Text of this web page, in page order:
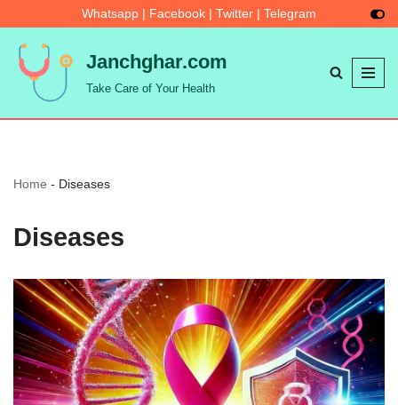
Skip
to
content
Whatsapp | Facebook | Twitter | Telegram
Janchghar.com
Take Care of Your Health
Home - Diseases
Diseases